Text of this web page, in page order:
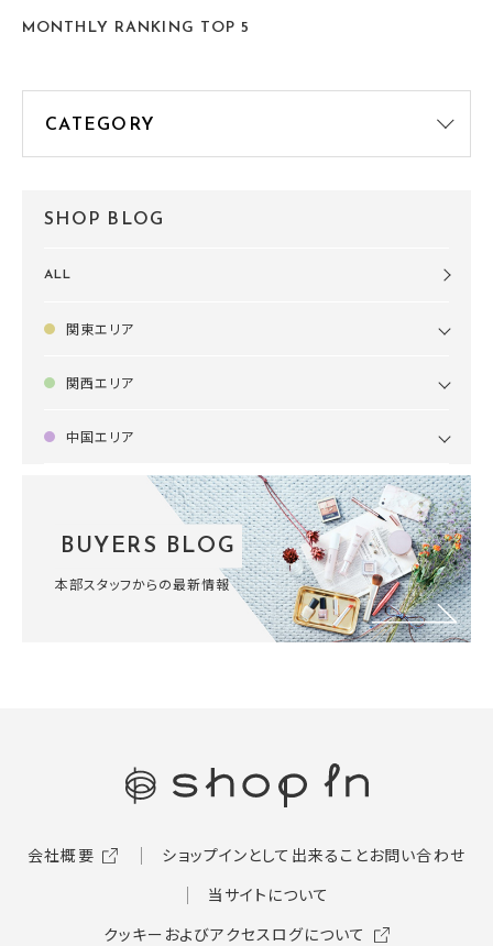
MONTHLY RANKING TOP 5
SHOP BLOG
ALL
関東エリア
関西エリア
中国エリア
BUYERS BLOG
本部スタッフからの最新情報
会社概要 ショップインとして出来ることお問い合わせ
当サイトについて
クッキーおよびアクセスログについて